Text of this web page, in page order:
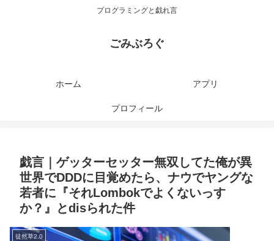
プログラミングと戯れ言
ごみぶろぐ
ホーム アプリ
プロフィール
戯言｜ゲッターセッター無双してた俺が異
世界でDDDに目覚めたら、ナウでヤングな
若者に『それLombokでよくないっす
か？』とdisられた件
徒然草2.0